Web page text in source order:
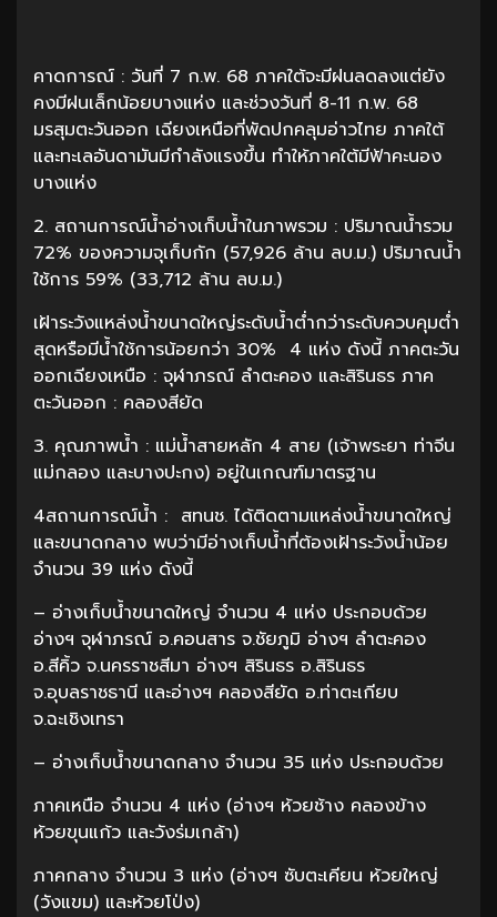
คาดการณ์ : วันที่ 7 ก.พ. 68 ภาคใต้จะมีฝนลดลงแต่ยัง
คงมีฝนเล็กน้อยบางแห่ง และช่วงวันที่ 8-11 ก.พ. 68
มรสุมตะวันออก เฉียงเหนือที่พัดปกคลุมอ่าวไทย ภาคใต้
และทะเลอันดามันมีกำลังแรงขึ้น ทำให้ภาคใต้มีฟ้าคะนอง
บางแห่ง
2. สถานการณ์น้ำอ่างเก็บน้ำในภาพรวม : ปริมาณน้ำรวม
72% ของความจุเก็บกัก (57,926 ล้าน ลบ.ม.) ปริมาณน้ำ
ใช้การ 59% (33,712 ล้าน ลบ.ม.)
เฝ้าระวังแหล่งน้ำขนาดใหญ่ระดับน้ำต่ำกว่าระดับควบคุมต่ำ
สุดหรือมีน้ำใช้การน้อยกว่า 30% 4 แห่ง ดังนี้ ภาคตะวัน
ออกเฉียงเหนือ : จุฬาภรณ์ ลำตะคอง และสิรินธร ภาค
ตะวันออก : คลองสียัด
3. คุณภาพน้ำ : แม่น้ำสายหลัก 4 สาย (เจ้าพระยา ท่าจีน
แม่กลอง และบางปะกง) อยู่ในเกณฑ์มาตรฐาน
4สถานการณ์น้ำ : สทนช. ได้ติดตามแหล่งน้ำขนาดใหญ่
และขนาดกลาง พบว่ามีอ่างเก็บน้ำที่ต้องเฝ้าระวังน้ำน้อย
จำนวน 39 แห่ง ดังนี้
– อ่างเก็บน้ำขนาดใหญ่ จำนวน 4 แห่ง ประกอบด้วย
อ่างฯ จุฬาภรณ์ อ.คอนสาร จ.ชัยภูมิ อ่างฯ ลำตะคอง
อ.สีคิ้ว จ.นครราชสีมา อ่างฯ สิรินธร อ.สิรินธร
จ.อุบลราชธานี และอ่างฯ คลองสียัด อ.ท่าตะเกียบ
จ.ฉะเชิงเทรา
– อ่างเก็บน้ำขนาดกลาง จำนวน 35 แห่ง ประกอบด้วย
ภาคเหนือ จำนวน 4 แห่ง (อ่างฯ ห้วยช้าง คลองข้าง
ห้วยขุนแก้ว และวังร่มเกล้า)
ภาคกลาง จำนวน 3 แห่ง (อ่างฯ ซับตะเคียน ห้วยใหญ่
(วังแขม) และห้วยโป่ง)